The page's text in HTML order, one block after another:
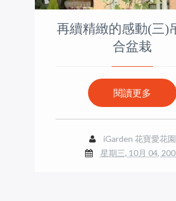
再續精緻的感動(三)
合盆栽
閱讀更多
iGarden 花寶愛花園
星期三, 10月 04,